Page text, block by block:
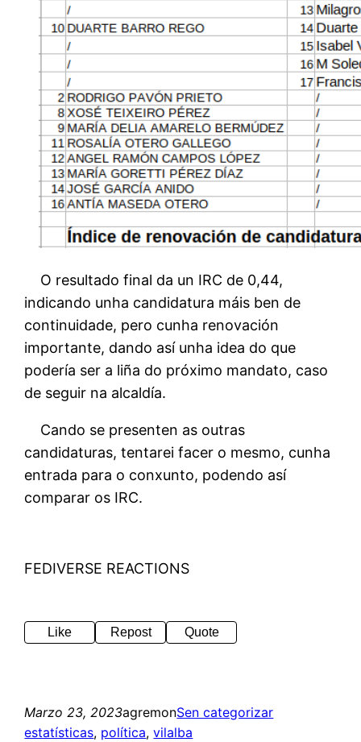
O resultado final da un IRC de 0,44,
indicando unha candidatura máis ben de
continuidade, pero cunha renovación
importante, dando así unha idea do que
podería ser a liña do próximo mandato, caso
de seguir na alcaldía.
Cando se presenten as outras
candidaturas, tentarei facer o mesmo, cunha
entrada para o conxunto, podendo así
comparar os IRC.
FEDIVERSE REACTIONS
Like Repost Quote
Marzo 23, 2023agremonSen categorizar
estatísticas, política, vilalba